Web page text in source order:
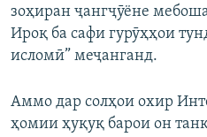
зоҳиран ҷангҷӯёне
Ироқ ба сафи гурӯҳҳои
исломӣ” меҷанганд.
Аммо дар солҳои охир
ҳомии ҳуқуқ барои он